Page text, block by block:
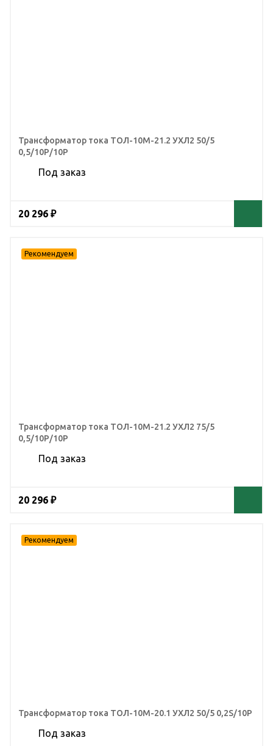
Трансформатор тока ТОЛ-10М-21.2 УХЛ2 50/5
0,5/10Р/10Р
Под заказ
20 296 ₽
Трансформатор тока ТОЛ-10М-21.2 УХЛ2 75/5
0,5/10Р/10Р
Под заказ
20 296 ₽
Трансформатор тока ТОЛ-10М-20.1 УХЛ2 50/5 0,2S/10Р
Под заказ